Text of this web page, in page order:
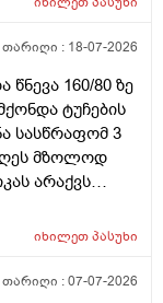
თარიღი : 18-07-2026
წნევა 160/80 ზე
ტუჩების
სასწრაფომ 3
მზოლოდ
არაქვს
გადავიღე
ხელ თითქოს
იხილეთპასუხი
თარიღი :07-07-2026